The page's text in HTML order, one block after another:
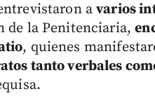
avarios
de la Penitenciaria,
, quienes
tanto verbales